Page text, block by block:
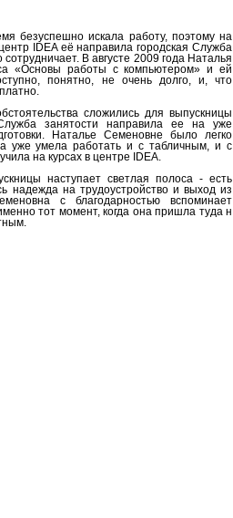
безуспешно искала работу, поэтому на
IDEA её направила городская Служба
В августе 2009 года Наталья
«Основы работы с компьютером» и ей
понятно, не очень долго, и, что
сложились для выпускницы
занятости направила ее на уже
Наталье Семеновне было легко
уже умела работать и с табличным, и с
на курсах в центре IDEA.
наступает светлая полоса - есть
надежда на трудоустройство и выход из
с благодарностью вспоминает
тот момент, когда она пришла туда н